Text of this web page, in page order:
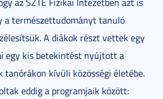
a természettudományt tanuló
A diákok részt vettek egy
egy kis betekintést nyújtott a
tanórákon kívüli közösségi életébe.
eddig a programjaik között: